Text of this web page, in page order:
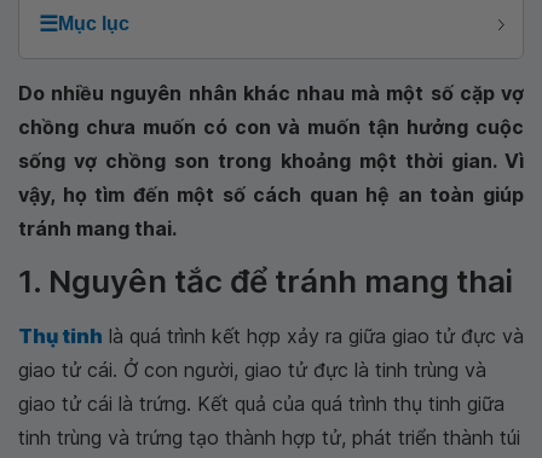
☰Mục lục
Do nhiều nguyên nhân khác nhau mà một số cặp vợ
chồng chưa muốn có con và muốn tận hưởng cuộc
sống vợ chồng son trong khoảng một thời gian. Vì
vậy, họ tìm đến một số cách quan hệ an toàn giúp
tránh mang thai.
1. Nguyên tắc để tránh mang thai
Thụ tinh là quá trình kết hợp xảy ra giữa giao tử đực và
giao tử cái. Ở con người, giao tử đực là tinh trùng và
giao tử cái là trứng. Kết quả của quá trình thụ tinh giữa
tinh trùng và trứng tạo thành hợp tử, phát triển thành túi